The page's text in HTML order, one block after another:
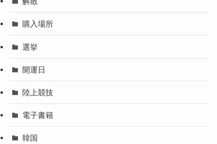
購入場所
選挙
開運日
陸上競技
電子書籍
韓国